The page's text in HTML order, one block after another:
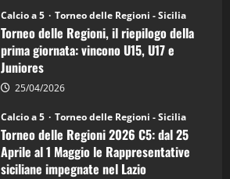
Juniores
è
vicecampione
d’Italia
Calcio a 5 Torneo delle Regioni - Sicilia
Torneo delle Regioni, il riepilogo della
prima giornata: vincono U15, U17 e
Juniores
25/04/2026
Calcio a 5 Torneo delle Regioni - Sicilia
Torneo delle Regioni 2026 C5: dal 25
Aprile al 1 Maggio le Rappresentative
siciliane impegnate nel Lazio